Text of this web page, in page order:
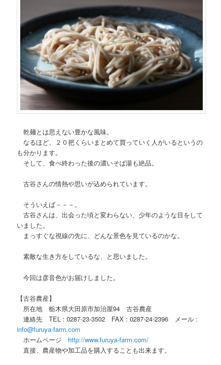
乾麺とは思えない豊かな風味。
なるほど、２０把くらいまとめて買っていく人がいるというの
も分かります。
そして、食べ終わった後の濃いそば湯も絶品。
古谷さんの情熱や思いが込められています。
そういえば－－－。
古谷さんは、出会った頃と変わらない、少年のような目をして
いました。
まっすぐな視線の先に、どんな景色を見ているのかな。
素敵な生き方をしているな、と思いました。
今回は彦音色がお届けしました。
【古谷農産】
所在地 栃木県大田原市加治屋94 古谷農産
連絡先 TEL : 0287-23-3502 FAX : 0287-24-2396 メール :
info@furuya-farm.com
ホームページ http://www.furuya-farm.com/
直接、農産物や加工品を購入することも出来ます。